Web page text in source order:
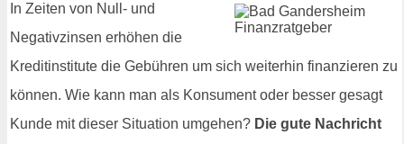
In Zeiten von Null- und
Negativzinsen erhöhen die
Kreditinstitute die Gebühren um sich weiterhin finanzieren zu
können. Wie kann man als Konsument oder besser gesagt
Kunde mit dieser Situation umgehen? Die gute Nachricht